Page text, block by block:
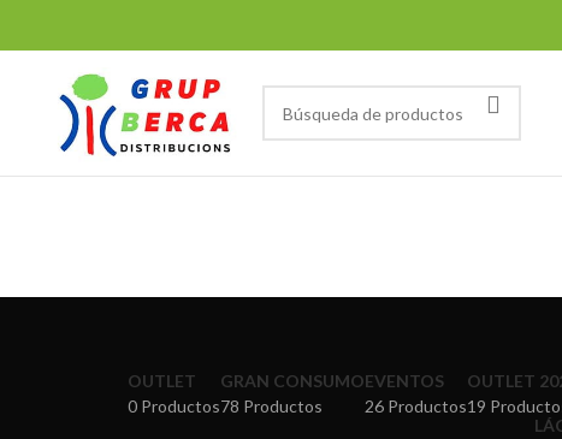
OUTLET
0 Productos
GRAN CONSUMO
78 Productos
EVENTOS
26 Productos
OUTLET
19